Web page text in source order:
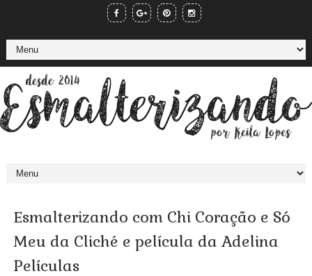
Esmalterizando com Chi Coração e Só
Meu da Cliché e película da Adelina
Películas